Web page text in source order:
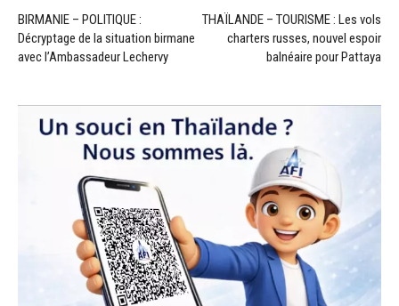
BIRMANIE – POLITIQUE :
Décryptage de la situation birmane
avec l’Ambassadeur Lechervy
THAÏLANDE – TOURISME : Les vols
charters russes, nouvel espoir
balnéaire pour Pattaya